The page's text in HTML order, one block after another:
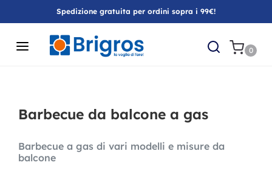
Spedizione gratuita per ordini sopra i 99€!
0
Barbecue da balcone a gas
Barbecue a gas di vari modelli e misure da
balcone